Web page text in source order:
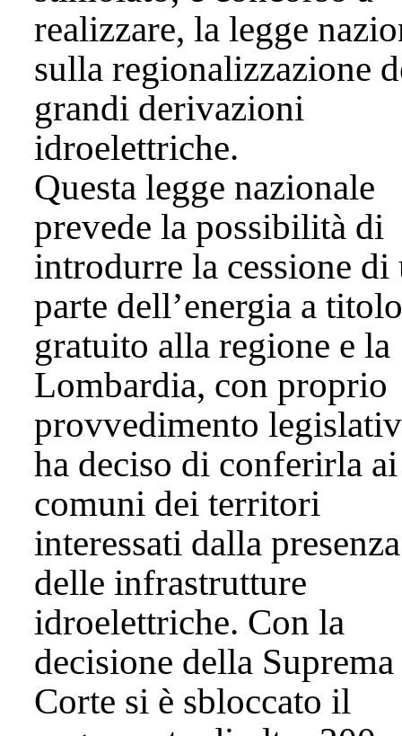
realizzare, la legge
sulla regionalizzazione
grandi derivazioni
idroelettriche.
Questa legge nazionale
prevede la possibilità di
introdurre la cessione di
parte dell’energia a titolo
gratuito alla regione e la
Lombardia, con proprio
provvedimento
ha deciso di conferirla ai
comuni dei territori
interessati dalla presenza
delle infrastrutture
idroelettriche. Con la
decisione della Suprema
Corte si è sbloccato il